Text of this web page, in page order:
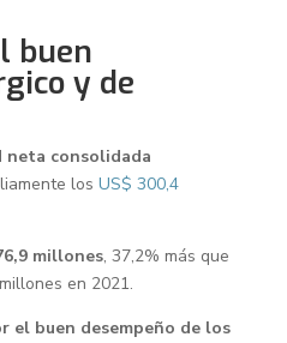
buen
y de
consolidada
losUS$ 300,4
millones, 37,2% más que
en 2021.
el buen desempeño de los